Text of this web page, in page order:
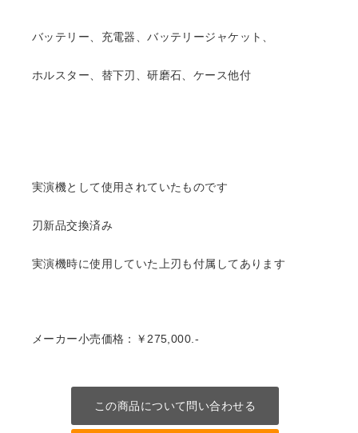
バッテリー、充電器、バッテリージャケット、
ホルスター、替下刃、研磨石、ケース他付
実演機として使用されていたものです
刃新品交換済み
実演機時に使用していた上刃も付属してあります
メーカー小売価格：￥275,000.-
この商品について問い合わせる